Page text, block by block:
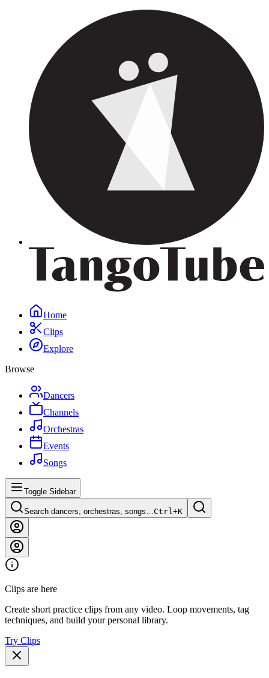
Home
Clips
Explore
Browse
Dancers
Channels
Orchestras
Events
Songs
Toggle Sidebar
Search dancers, orchestras, songs…Ctrl+K
Clips are here
Create short practice clips from any video. Loop movements, tag
techniques, and build your personal library.
Try Clips